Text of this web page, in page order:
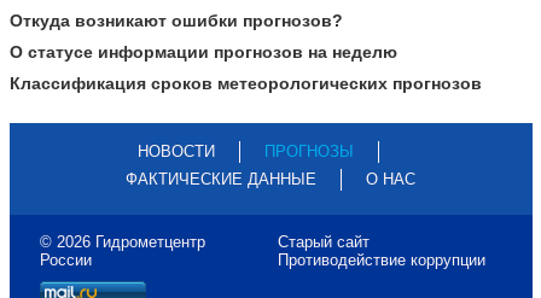
Откуда возникают ошибки прогнозов?
О статусе информации прогнозов на неделю
Классификация сроков метеорологических прогнозов
НОВОСТИ
ПРОГНОЗЫ
ФАКТИЧЕСКИЕ ДАННЫЕ
О НАС
© 2026 Гидрометцентр
России
Старый сайт
Противодействие коррупции